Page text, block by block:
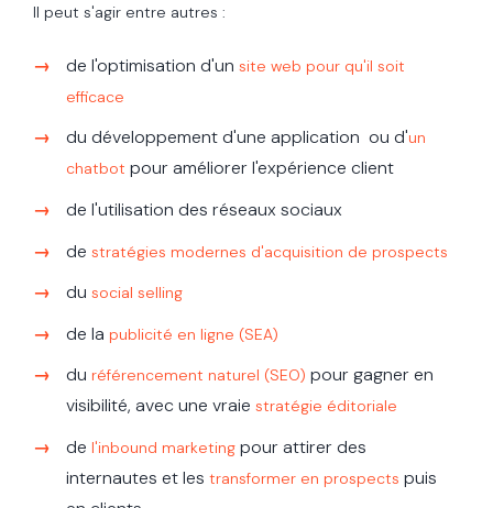
Il peut s'agir entre autres :
de l'optimisation d'un site web pour qu'il soit
efficace
du développement d'une application ou d'un
chatbot pour améliorer l'expérience client
de l'utilisation des réseaux sociaux
de stratégies modernes d'acquisition de prospects
du social selling
de la publicité en ligne (SEA)
du référencement naturel (SEO) pour gagner en
visibilité, avec une vraie stratégie éditoriale
de l'inbound marketing pour attirer des
internautes et les transformer en prospects puis